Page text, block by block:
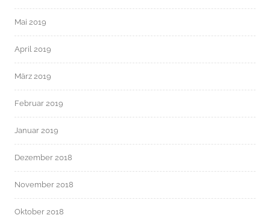
Mai 2019
April 2019
März 2019
Februar 2019
Januar 2019
Dezember 2018
November 2018
Oktober 2018